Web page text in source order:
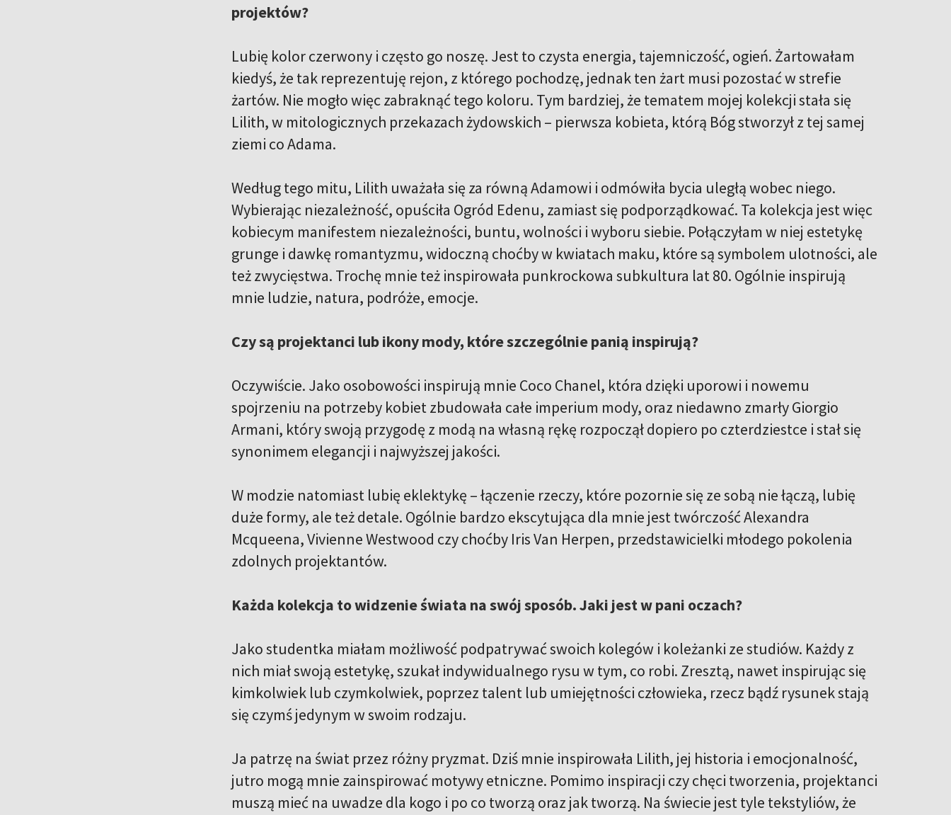
projektów?
Lubię kolor czerwony i często go noszę. Jest to czysta energia, tajemniczość, ogień. Żartowałam
kiedyś, że tak reprezentuję rejon, z którego pochodzę, jednak ten żart musi pozostać w strefie
żartów. Nie mogło więc zabraknąć tego koloru. Tym bardziej, że tematem mojej kolekcji stała się
Lilith, w mitologicznych przekazach żydowskich – pierwsza kobieta, którą Bóg stworzył z tej samej
ziemi co Adama.
Według tego mitu, Lilith uważała się za równą Adamowi i odmówiła bycia uległą wobec niego.
Wybierając niezależność, opuściła Ogród Edenu, zamiast się podporządkować. Ta kolekcja jest więc
kobiecym manifestem niezależności, buntu, wolności i wyboru siebie. Połączyłam w niej estetykę
grunge i dawkę romantyzmu, widoczną choćby w kwiatach maku, które są symbolem ulotności, ale
też zwycięstwa. Trochę mnie też inspirowała punkrockowa subkultura lat 80. Ogólnie inspirują
mnie ludzie, natura, podróże, emocje.
Czy są projektanci lub ikony mody, które szczególnie panią inspirują?
Oczywiście. Jako osobowości inspirują mnie Coco Chanel, która dzięki uporowi i nowemu
spojrzeniu na potrzeby kobiet zbudowała całe imperium mody, oraz niedawno zmarły Giorgio
Armani, który swoją przygodę z modą na własną rękę rozpoczął dopiero po czterdziestce i stał się
synonimem elegancji i najwyższej jakości.
W modzie natomiast lubię eklektykę – łączenie rzeczy, które pozornie się ze sobą nie łączą, lubię
duże formy, ale też detale. Ogólnie bardzo ekscytująca dla mnie jest twórczość Alexandra
Mcqueena, Vivienne Westwood czy choćby Iris Van Herpen, przedstawicielki młodego pokolenia
zdolnych projektantów.
Każda kolekcja to widzenie świata na swój sposób. Jaki jest w pani oczach?
Jako studentka miałam możliwość podpatrywać swoich kolegów i koleżanki ze studiów. Każdy z
nich miał swoją estetykę, szukał indywidualnego rysu w tym, co robi. Zresztą, nawet inspirując się
kimkolwiek lub czymkolwiek, poprzez talent lub umiejętności człowieka, rzecz bądź rysunek stają
się czymś jedynym w swoim rodzaju.
Ja patrzę na świat przez różny pryzmat. Dziś mnie inspirowała Lilith, jej historia i emocjonalność,
jutro mogą mnie zainspirować motywy etniczne. Pomimo inspiracji czy chęci tworzenia, projektanci
muszą mieć na uwadze dla kogo i po co tworzą oraz jak tworzą. Na świecie jest tyle tekstyliów, że